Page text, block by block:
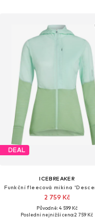
DEAL
ICEBREAKER
Funkční fleecová mikina
2 759 Kč
Původně: 4 599 Kč
Poslední nejnižší cena:2 759 Kč